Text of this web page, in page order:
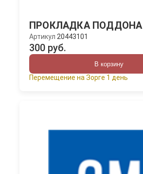
ПРОКЛАДКА ПОДДОНА
Артикул 20443101
300 руб.
В корзину
Перемещение на Зорге 1 день